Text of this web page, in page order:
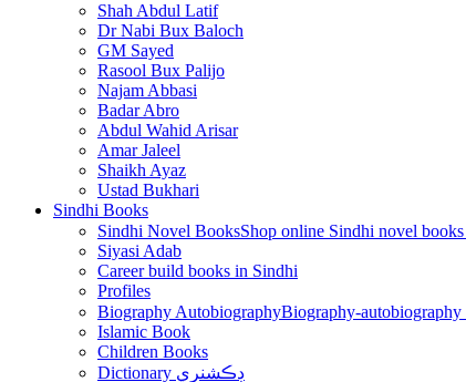
Shah Abdul Latif
Dr Nabi Bux Baloch
GM Sayed
Rasool Bux Palijo
Najam Abbasi
Badar Abro
Abdul Wahid Arisar
Amar Jaleel
Shaikh Ayaz
Ustad Bukhari
Sindhi Books
Sindhi Novel Books
Siyasi Adab
Career build books in Sindhi
Profiles
Biography Autobiography
Islamic Book
Children Books
Dictionary ڊڪشنري